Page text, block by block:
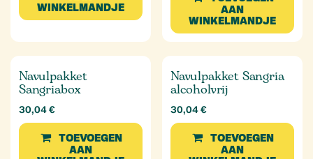
WINKELMANDJE
AAN
WINKELMANDJE
Navulpakket
Sangriabox
30,04€
TOEVOEGEN
AAN
Navulpakket Sangria
alcoholvrij
30,04€
TOEVOEGEN
AAN